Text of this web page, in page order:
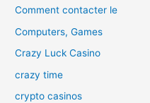
Comment contacter le
Computers, Games
Crazy Luck Casino
crazy time
crypto casinos